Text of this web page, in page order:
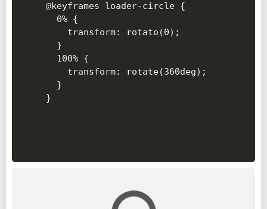
@keyframes loader-circle {
  0% {
    transform: rotate(0);
  }
  100% {
    transform: rotate(360deg);
  }